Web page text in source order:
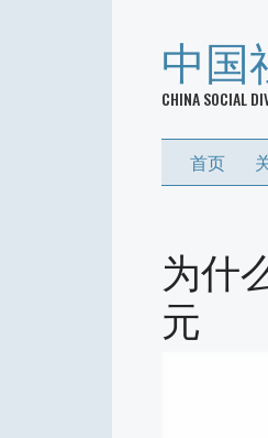
中国
CHINA SOCIAL
首页
为什
元